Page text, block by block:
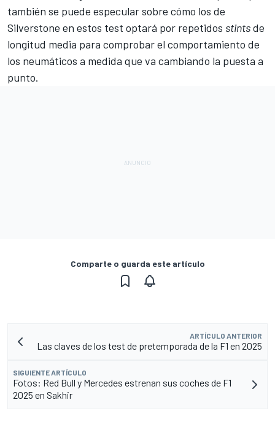
también se puede especular sobre cómo los de
Silverstone en estos test optará por repetidos stintsde
longitud media para comprobar el comportamiento de
los neumáticos a medida que va cambiando la puesta a
punto.
Comparte o guarda este artículo
ARTÍCULO ANTERIOR
Las claves de los test de pretemporada de la F1 en 2025
SIGUIENTE ARTÍCULO
Fotos: Red Bull y Mercedes estrenan sus coches de F1
2025 en Sakhir